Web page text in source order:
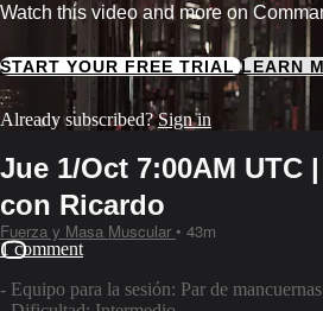
Watch this video and more on
START YOUR FREE TRIALLEARN
Already subscribed?Sign in
Jue 1/Oct 7:00AM UTC
con Ricardo
Fuerza y Masa Muscular • 43m
1 comment
- Equipo para la sesión: Par de